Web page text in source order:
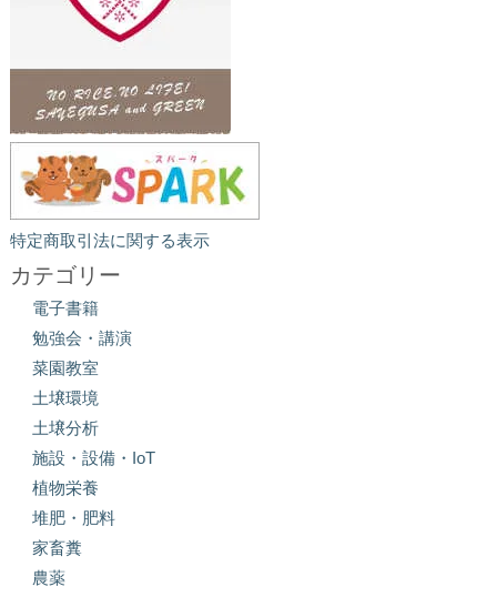
特定商取引法に関する表示
カテゴリー
電子書籍
勉強会・講演
菜園教室
土壌環境
土壌分析
施設・設備・IoT
植物栄養
堆肥・肥料
家畜糞
農薬